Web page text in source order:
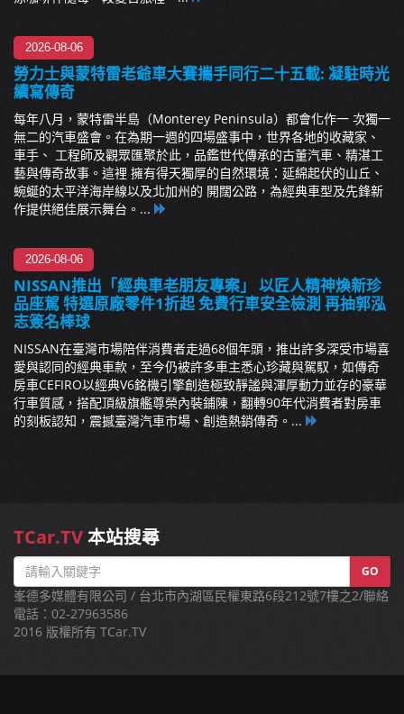
2026-08-06
勞力士與蒙特雷老爺車大賽攜手同行二十五載: 凝駐時光
續寫傳奇
每年八月，蒙特雷半島（Monterey Peninsula）都會化作一 次獨一
無二的汽車盛會。在為期一週的四場盛事中，世界各地的收藏家、
車手、 工程師及觀眾匯聚於此，品鑑世代傳承的古董汽車、精湛工
藝與傳奇故事。這裡 擁有得天獨厚的自然環境：延綿起伏的山丘、
蜿蜒的太平洋海岸線以及北加州的 開闊公路，為經典車型及先鋒新
作提供絕佳展示舞台。...
2026-08-06
NISSAN推出「經典車老朋友專案」 以匠人精神煥新珍
品座駕 特選原廠零件1折起 免費行車安全檢測 再抽郭泓
志簽名棒球
NISSAN在臺灣市場陪伴消費者走過68個年頭，推出許多深受市場喜
愛與認同的經典車款，至今仍被許多車主悉心珍藏與駕馭，如傳奇
房車CEFIRO以經典V6銘機引擎創造極致靜謐與渾厚動力並存的豪華
行車質感，搭配頂級旗艦尊榮內裝鋪陳，翻轉90年代消費者對房車
的刻板認知，震撼臺灣汽車市場、創造熱銷傳奇。...
TCar.TV本站搜尋
GO
峯德多媒體有限公司 / 台北市內湖區民權東路6段212號7樓之2/聯絡
電話：02-27963586
2016 版權所有 TCar.TV